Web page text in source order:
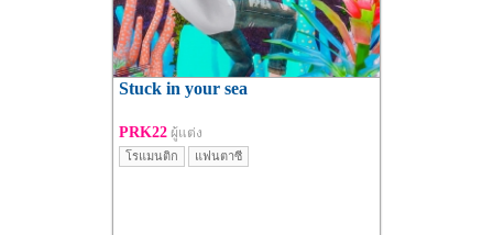
Stuck in your sea
PRK22 ผู้แต่ง
โรแมนติก แฟนตาซี